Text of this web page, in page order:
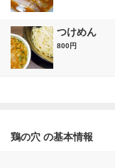
つけめん
800円
鶏の穴 の基本情報